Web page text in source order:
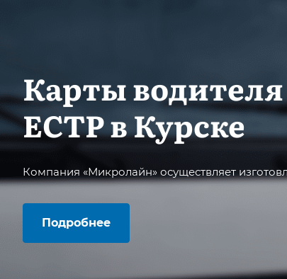
Карты
ЕСТР в Курске
Компания «Микролайн» осуществляет
Подробнее